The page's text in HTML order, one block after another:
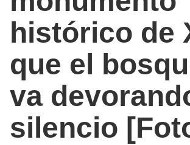
histórico de
que el
va
silencio